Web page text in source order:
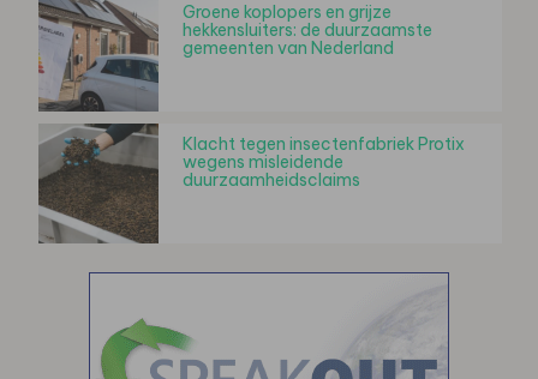
Groene koplopers en grijze
hekkensluiters: de duurzaamste
gemeenten van Nederland
Klacht tegen insectenfabriek Protix
wegens misleidende
duurzaamheidsclaims